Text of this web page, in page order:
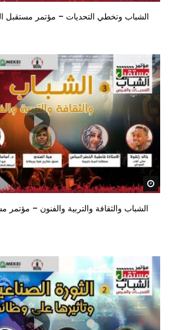
الشباب وتخطي التحديات – مؤتمر مستقبل
الشباب والثقافة والتربية والفنون – مؤتمر